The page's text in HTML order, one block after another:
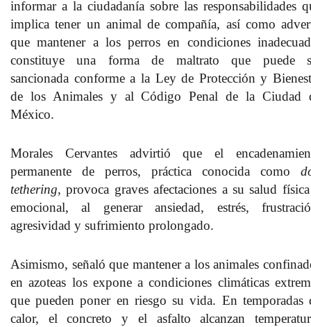
informar a la ciudadanía sobre las responsabilidades
implica tener un animal de compañía, así como
que mantener a los perros en condiciones
constituye una forma de maltrato que puede
sancionada conforme a la Ley de Protección y
de los Animales y al Código Penal de la Ciudad
México.
Morales Cervantes advirtió que el
permanente de perros, práctica conocida como
tethering, provoca graves afectaciones a su salud
emocional, al generar ansiedad, estrés,
agresividad y sufrimiento prolongado.
Asimismo, señaló que mantener a los animales
en azoteas los expone a condiciones climáticas
que pueden poner en riesgo su vida. En temporadas
calor, el concreto y el asfalto alcanzan